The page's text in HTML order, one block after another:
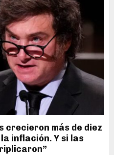
crecieron más de diez
inflación. Y si las